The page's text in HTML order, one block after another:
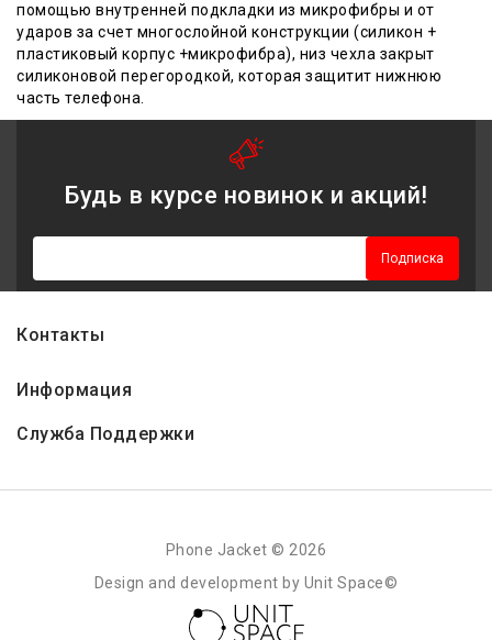
помощью внутренней подкладки из микрофибры и от
ударов за счет многослойной конструкции (силикон +
пластиковый корпус +микрофибра), низ чехла закрыт
силиконовой перегородкой, которая защитит нижнюю
часть телефона.
Будь в курсе новинок и акций!
Подписка
Контакты
Информация
Служба Поддержки
Phone Jacket © 2026
Design and development by Unit Space©